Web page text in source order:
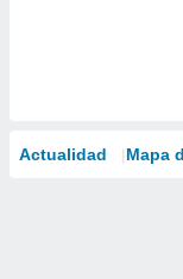
Actualidad Mapa